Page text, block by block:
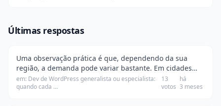
Últimas respostas
Uma observação prática é que, dependendo da sua
região, a demanda pode variar bastante. Em cidades
grandes, a especialização pode ser mais valorizada,
enquanto em cidades menores, um generalista pod…
em: Dev de WordPress generalista ou especialista:
quando cada …
13
votos
há
3 meses